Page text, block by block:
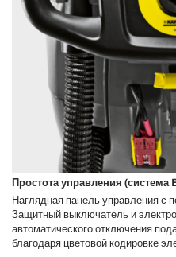
Простота управления (система
Наглядная панель управления с
Защитный выключатель и
автоматического отключения
благодаря цветовой кодировке